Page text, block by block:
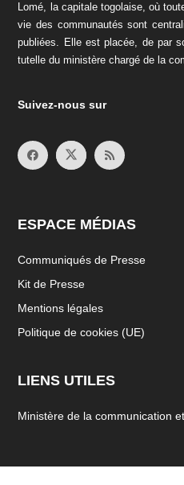
Lomé, la capitale togolaise, où
vie des communautés sont
publiées. Elle est placée, de par
tutelle du ministère chargé de la
Suivez-nous sur
ESPACE MÉDIAS
Communiqués de Presse
Kit de Presse
Mentions légales
Politique de cookies (UE)
LIENS UTILES
Ministère de la communication